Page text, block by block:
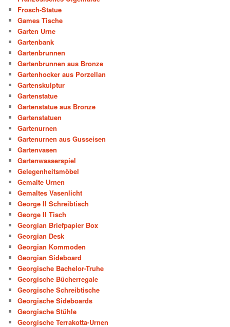
Frosch-Statue
Games Tische
Garten Urne
Gartenbank
Gartenbrunnen
Gartenbrunnen aus Bronze
Gartenhocker aus Porzellan
Gartenskulptur
Gartenstatue
Gartenstatue aus Bronze
Gartenstatuen
Gartenurnen
Gartenurnen aus Gusseisen
Gartenvasen
Gartenwasserspiel
Gelegenheitsmöbel
Gemalte Urnen
Gemaltes Vasenlicht
George II Schreibtisch
George II Tisch
Georgian Briefpapier Box
Georgian Desk
Georgian Kommoden
Georgian Sideboard
Georgische Bachelor-Truhe
Georgische Bücherregale
Georgische Schreibtische
Georgische Sideboards
Georgische Stühle
Georgische Terrakotta-Urnen